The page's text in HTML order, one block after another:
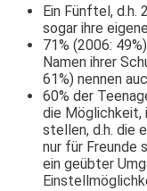
Ein Fünftel,
sogar ihre
71% (2006:
Namen ihrer
61%) nennen
60% der
die Möglichkeit,
stellen, d.h. die
nur für Freunde
ein geübter